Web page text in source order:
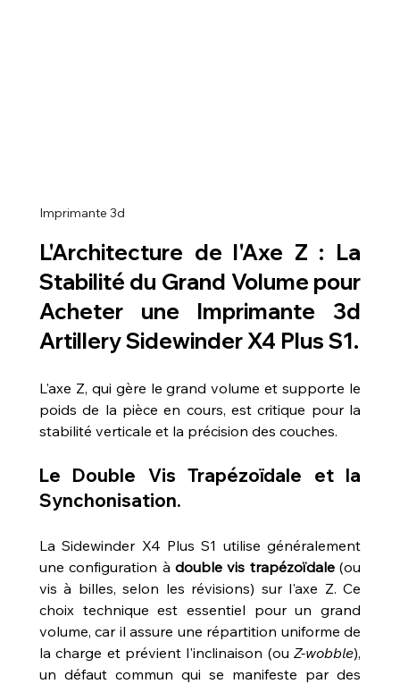
Imprimante 3d
L'Architecture de l'Axe Z : La
Acheter une Imprimante 3d
Artillery Sidewinder X4 Plus S1.
L'axe Z, qui gère le grand volume et supporte le
poids de la pièce en cours, est critique pour la
stabilité verticale et la précision des couches.
Le Double Vis Trapézoïdale et la
Synchonisation.
La Sidewinder X4 Plus S1 utilise généralement
une configuration à double vis trapézoïdale (ou
vis à billes, selon les révisions) sur l'axe Z. Ce
choix technique est essentiel pour un grand
volume, car il assure une répartition uniforme de
la charge et prévient l'inclinaison (ou Z-wobble),
un défaut commun qui se manifeste par des